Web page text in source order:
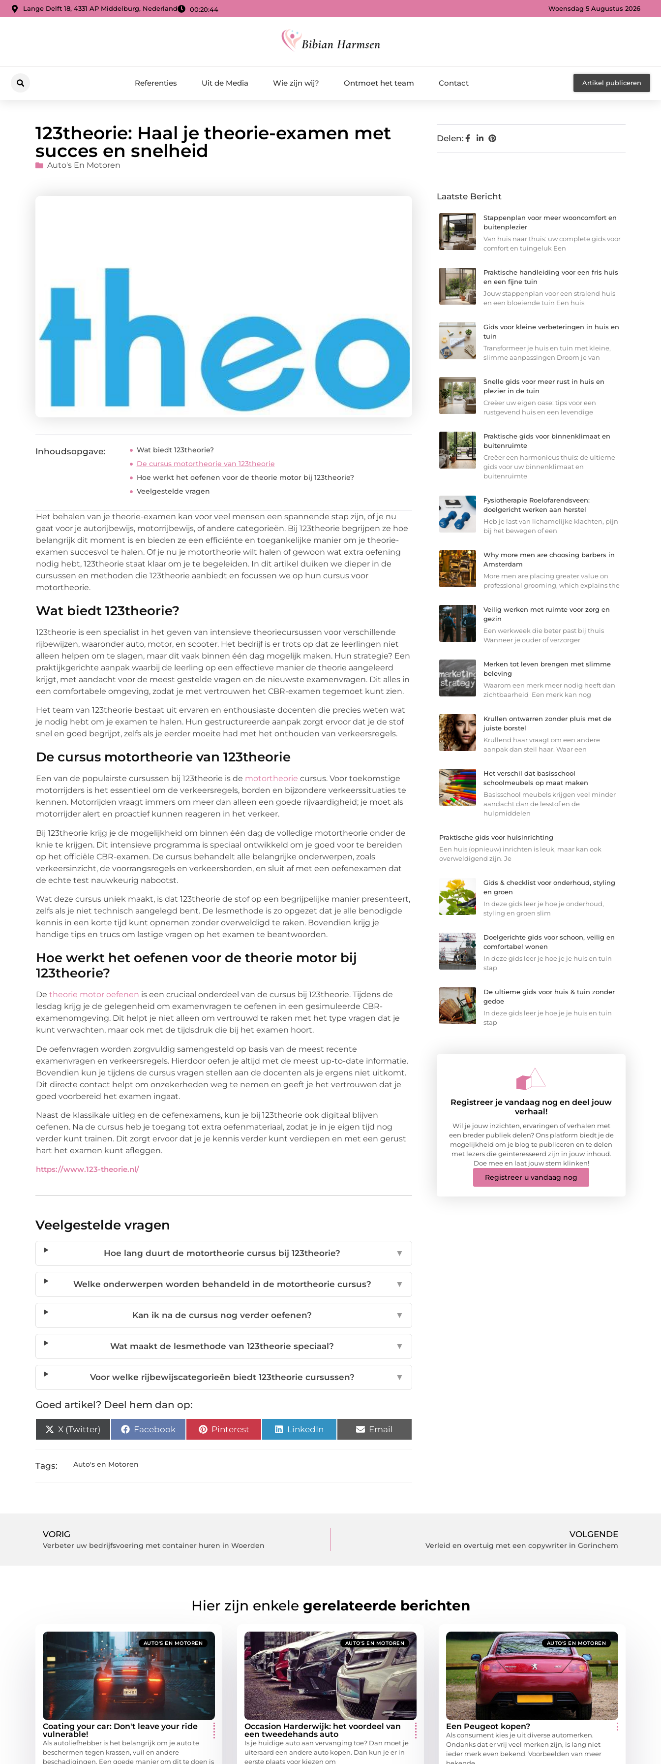
Lange Delft 18, 4331 AP Middelburg, Nederland 00:20:45 Woensdag 5 Augustus 2026
Referenties Uit de Media Wie zijn wij? Ontmoet het team Contact Artikel publiceren
123theorie: Haal je theorie-examen met
succes en snelheid
Auto's En Motoren
Inhoudsopgave:
Wat biedt 123theorie?
De cursus motortheorie van 123theorie
Hoe werkt het oefenen voor de theorie motor bij 123theorie?
Veelgestelde vragen
Het behalen van je theorie-examen kan voor veel mensen een spannende stap zijn, of je nu
gaat voor je autorijbewijs, motorrijbewijs, of andere categorieën. Bij 123theorie begrijpen ze hoe
belangrijk dit moment is en bieden ze een efficiënte en toegankelijke manier om je theorie-
examen succesvol te halen. Of je nu je motortheorie wilt halen of gewoon wat extra oefening
nodig hebt, 123theorie staat klaar om je te begeleiden. In dit artikel duiken we dieper in de
cursussen en methoden die 123theorie aanbiedt en focussen we op hun cursus voor
motortheorie.
Wat biedt 123theorie?
123theorie is een specialist in het geven van intensieve theoriecursussen voor verschillende
rijbewijzen, waaronder auto, motor, en scooter. Het bedrijf is er trots op dat ze leerlingen niet
alleen helpen om te slagen, maar dit vaak binnen één dag mogelijk maken. Hun strategie? Een
praktijkgerichte aanpak waarbij de leerling op een effectieve manier de theorie aangeleerd
krijgt, met aandacht voor de meest gestelde vragen en de nieuwste examenvragen. Dit alles in
een comfortabele omgeving, zodat je met vertrouwen het CBR-examen tegemoet kunt zien.
Het team van 123theorie bestaat uit ervaren en enthousiaste docenten die precies weten wat
je nodig hebt om je examen te halen. Hun gestructureerde aanpak zorgt ervoor dat je de stof
snel en goed begrijpt, zelfs als je eerder moeite had met het onthouden van verkeersregels.
De cursus motortheorie van 123theorie
Een van de populairste cursussen bij 123theorie is de motortheorie cursus. Voor toekomstige
motorrijders is het essentieel om de verkeersregels, borden en bijzondere verkeerssituaties te
kennen. Motorrijden vraagt immers om meer dan alleen een goede rijvaardigheid; je moet als
motorrijder alert en proactief kunnen reageren in het verkeer.
Bij 123theorie krijg je de mogelijkheid om binnen één dag de volledige motortheorie onder de
knie te krijgen. Dit intensieve programma is speciaal ontwikkeld om je goed voor te bereiden
op het officiële CBR-examen. De cursus behandelt alle belangrijke onderwerpen, zoals
verkeersinzicht, de voorrangsregels en verkeersborden, en sluit af met een oefenexamen dat
de echte test nauwkeurig nabootst.
Wat deze cursus uniek maakt, is dat 123theorie de stof op een begrijpelijke manier presenteert,
zelfs als je niet technisch aangelegd bent. De lesmethode is zo opgezet dat je alle benodigde
kennis in een korte tijd kunt opnemen zonder overweldigd te raken. Bovendien krijg je
handige tips en trucs om lastige vragen op het examen te beantwoorden.
Hoe werkt het oefenen voor de theorie motor bij
123theorie?
De theorie motor oefenen is een cruciaal onderdeel van de cursus bij 123theorie. Tijdens de
lesdag krijg je de gelegenheid om examenvragen te oefenen in een gesimuleerde CBR-
examenomgeving. Dit helpt je niet alleen om vertrouwd te raken met het type vragen dat je
kunt verwachten, maar ook met de tijdsdruk die bij het examen hoort.
De oefenvragen worden zorgvuldig samengesteld op basis van de meest recente
examenvragen en verkeersregels. Hierdoor oefen je altijd met de meest up-to-date informatie.
Bovendien kun je tijdens de cursus vragen stellen aan de docenten als je ergens niet uitkomt.
Dit directe contact helpt om onzekerheden weg te nemen en geeft je het vertrouwen dat je
goed voorbereid het examen ingaat.
Naast de klassikale uitleg en de oefenexamens, kun je bij 123theorie ook digitaal blijven
oefenen. Na de cursus heb je toegang tot extra oefenmateriaal, zodat je in je eigen tijd nog
verder kunt trainen. Dit zorgt ervoor dat je je kennis verder kunt verdiepen en met een gerust
hart het examen kunt afleggen.
https://www.123-theorie.nl/
Veelgestelde vragen
Hoe lang duurt de motortheorie cursus bij 123theorie? ▼
Welke onderwerpen worden behandeld in de motortheorie cursus? ▼
Kan ik na de cursus nog verder oefenen? ▼
Wat maakt de lesmethode van 123theorie speciaal? ▼
Voor welke rijbewijscategorieën biedt 123theorie cursussen? ▼
Goed artikel? Deel hem dan op:
X (Twitter) Facebook Pinterest LinkedIn Email
Tags: Auto's en Motoren
Delen:
Laatste Bericht
Stappenplan voor meer wooncomfort en
buitenplezier
Van huis naar thuis: uw complete gids voor
comfort en tuingeluk Een
Praktische handleiding voor een fris huis
en een fijne tuin
Jouw stappenplan voor een stralend huis
en een bloeiende tuin Een huis
Gids voor kleine verbeteringen in huis en
tuin
Transformeer je huis en tuin met kleine,
slimme aanpassingen Droom je van
Snelle gids voor meer rust in huis en
plezier in de tuin
Creëer uw eigen oase: tips voor een
rustgevend huis en een levendige
Praktische gids voor binnenklimaat en
buitenruimte
Creëer een harmonieus thuis: de ultieme
gids voor uw binnenklimaat en
buitenruimte
Fysiotherapie Roelofarendsveen:
doelgericht werken aan herstel
Heb je last van lichamelijke klachten, pijn
bij het bewegen of een
Why more men are choosing barbers in
Amsterdam
More men are placing greater value on
professional grooming, which explains the
Veilig werken met ruimte voor zorg en
gezin
Een werkweek die beter past bij thuis
Wanneer je ouder of verzorger
Merken tot leven brengen met slimme
beleving
Waarom een merk meer nodig heeft dan
zichtbaarheid Een merk kan nog
Krullen ontwarren zonder pluis met de
juiste borstel
Krullend haar vraagt om een andere
aanpak dan steil haar. Waar een
Het verschil dat basisschool
schoolmeubels op maat maken
Basisschool meubels krijgen veel minder
aandacht dan de lesstof en de
hulpmiddelen
Praktische gids voor huisinrichting
Een huis (opnieuw) inrichten is leuk, maar kan ook
overweldigend zijn. Je
Gids & checklist voor onderhoud, styling
en groen
In deze gids leer je hoe je onderhoud,
styling en groen slim
Doelgerichte gids voor schoon, veilig en
comfortabel wonen
In deze gids leer je hoe je je huis en tuin
stap
De ultieme gids voor huis & tuin zonder
gedoe
In deze gids leer je hoe je je huis en tuin
stap
Registreer je vandaag nog en deel jouw
verhaal!
Wil je jouw inzichten, ervaringen of verhalen met
een breder publiek delen? Ons platform biedt je de
mogelijkheid om je blog te publiceren en te delen
met lezers die geïnteresseerd zijn in jouw inhoud.
Doe mee en laat jouw stem klinken!
Registreer u vandaag nog
VORIG
Verbeter uw bedrijfsvoering met container huren in Woerden
VOLGENDE
Verleid en overtuig met een copywriter in Gorinchem
Hier zijn enkele gerelateerde berichten
AUTO'S EN MOTOREN
Coating your car: Don't leave your ride
vulnerable!
Als autoliefhebber is het belangrijk om je auto te
beschermen tegen krassen, vuil en andere
beschadigingen. Een goede manier om dit te doen is
AUTO'S EN MOTOREN
Occasion Harderwijk: het voordeel van
een tweedehands auto
Is je huidige auto aan vervanging toe? Dan moet je
uiteraard een andere auto kopen. Dan kun je er in
eerste plaats voor kiezen om
AUTO'S EN MOTOREN
Een Peugeot kopen?
Als consument kies je uit diverse automerken.
Ondanks dat er vrij veel merken zijn, is lang niet
ieder merk even bekend. Voorbeelden van meer